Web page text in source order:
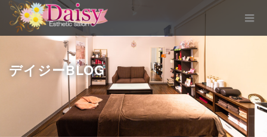
デイジーBLOG